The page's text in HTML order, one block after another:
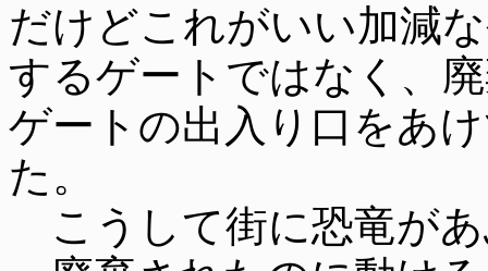
だけどこれがいい加減
するゲートではなく、
ゲートの出入り口をあ
た。
こうして街に恐竜が